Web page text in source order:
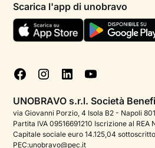
Aiuto urgente
FAQ
Podcast di psicologia
Corporate
Termini e condizioni
Informativa Privacy
Cookie policy
Gestisci cookie
Scarica l'app di unobravo
UNOBRAVO s.r.l. Società
via Giovanni Porzio, 4 Isola B2 - Napoli
Partita IVA 09516691210 Iscrizione al REA
Capitale sociale euro 14.125,04
PEC:unobravo@pec.it